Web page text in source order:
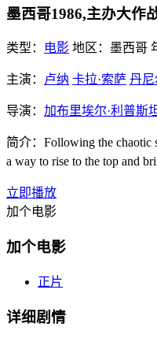
墨西哥1986,主办大作
类型： 电影 地区： 墨西哥
主演： 卢纳 卡拉·索萨 丹尼
导演： 加布里埃尔·利普斯
简介： Following the chaotic
a way to rise to the top and
立即播放
加个电影
加个电影
正片
详细剧情